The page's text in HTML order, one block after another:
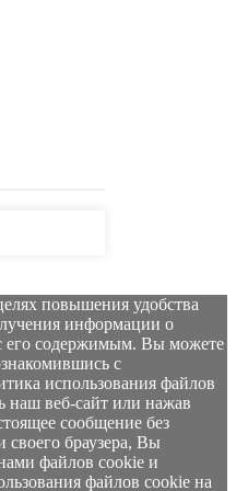
повышения удобства
информации о
его содержимым. Вы можете
с
использования файлов
наш веб-сайт или нажав
сообщение без
своего браузера, Вы
файлов cookie и
файлов cookie на